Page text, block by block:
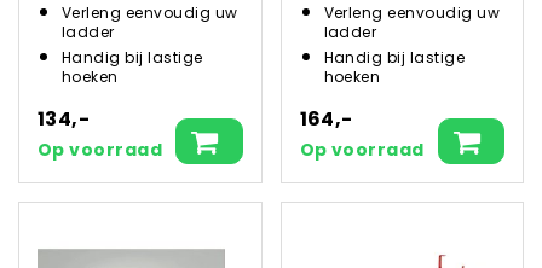
Verleng eenvoudig uw
ladder
Handig bij lastige
hoeken
134,-
Op voorraad
Verleng eenvoudig uw
ladder
Handig bij lastige
hoeken
164,-
Op voorraad